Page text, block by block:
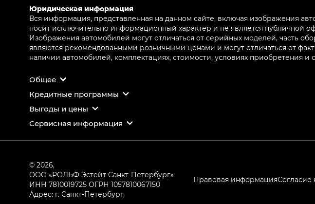
Юридическая информация
Вся информация, представленная на данном сайте, включая изображения
носит исключительно информационный характер и не является публичной
Изображения автомобилей могут отличаться от серийных моделей, часть
являются рекомендованными розничными ценами и могут отличаться от
наличии автомобилей, комплектациях, стоимости, условиях приобретения
Общее
Кредитные программы
Выгоды и цены
Сервисная информация
© 2026,
ООО «РОЛЬФ Эстейт Санкт-Петербург»
ИНН 7810019725 ОГРН 1057810067150
Адрес: г. Санкт-Петербург,
Правовая информацияСогласие